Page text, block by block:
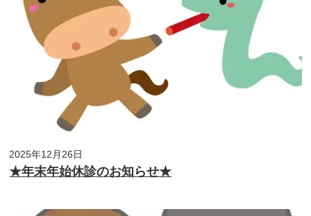
2025年12月26日
★年末年始休診のお知らせ★